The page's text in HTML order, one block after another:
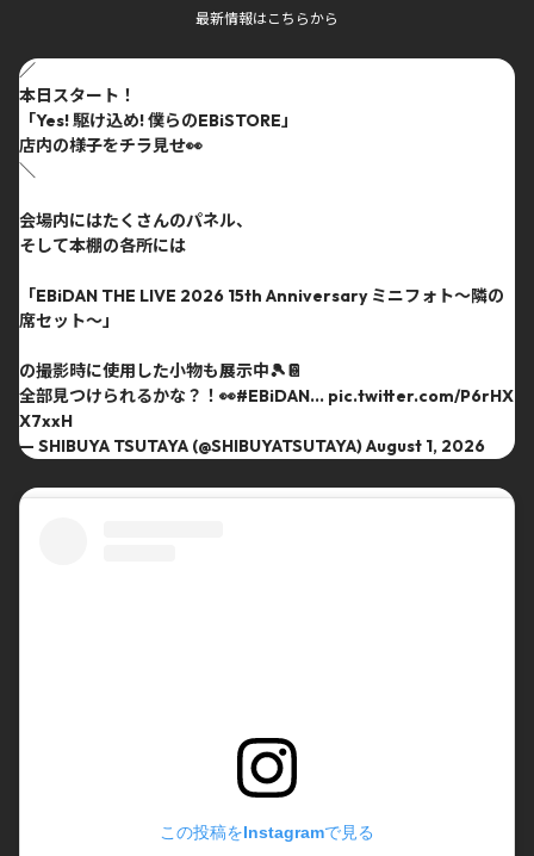
最新情報はこちらから
／
本日スタート！
「Yes! 駆け込め! 僕らのEBiSTORE」
店内の様子をチラ見せ👀
＼
会場内にはたくさんのパネル、
そして本棚の各所には
「EBiDAN THE LIVE 2026 15th Anniversary ミニフォト〜隣の
席セット〜」
の撮影時に使用した小物も展示中🎾📔
全部見つけられるかな？！👀#EBiDAN… pic.twitter.com/P6rHX
X7xxH
— SHIBUYA TSUTAYA (@SHIBUYATSUTAYA)August 1, 2026
この投稿をInstagramで見る